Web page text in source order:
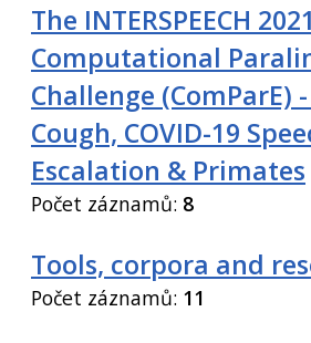
The INTERSPEECH
Computational
Challenge (ComParE)
Cough, COVID-19
Escalation & Primates
Počet záznamů: 8
Tools, corpora and
Počet záznamů: 11